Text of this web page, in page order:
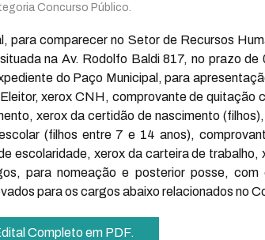
Concurso Público.
para comparecer no Setor de Recursos
na Av. Rodolfo Baldi 817, no prazo
do Paço Municipal, para
xerox CNH, comprovante de quitação
xerox da certidão de nascimento
(filhos entre 7 e 14 anos),
escolaridade, xerox da carteira de
para nomeação e posterior posse,
para os cargos abaixo relacionados no
Completo em PDF.